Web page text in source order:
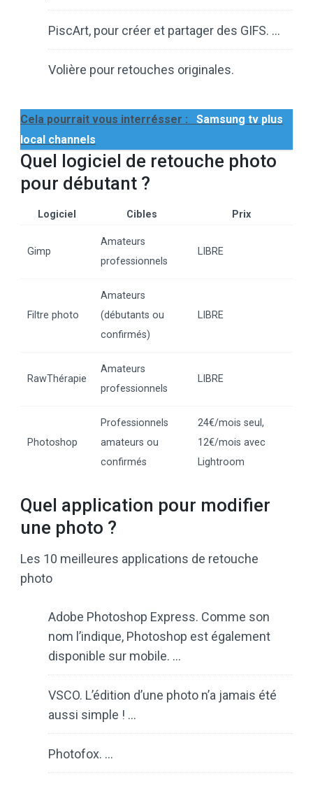
PiscArt, pour créer et partager des GIFS. …
Volière pour retouches originales.
Cela pourrait vous interrésser :
Samsung tv plus
local channels
Quel logiciel de retouche photo
pour débutant ?
Logiciel Cibles Prix
Gimp
Amateurs
professionnels
LIBRE
Filtre photo
Amateurs
(débutants ou
confirmés)
LIBRE
RawThérapie
Amateurs
professionnels
LIBRE
Photoshop
Professionnels
amateurs ou
confirmés
24€/mois seul,
12€/mois avec
Lightroom
Quel application pour modifier
une photo ?
Les 10 meilleures applications de retouche
photo
Adobe Photoshop Express. Comme son
nom l’indique, Photoshop est également
disponible sur mobile. …
VSCO. L’édition d’une photo n’a jamais été
aussi simple ! …
Photofox. …